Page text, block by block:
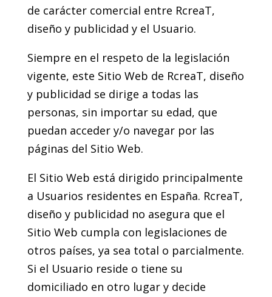
de carácter comercial entre RcreaT,
diseño y publicidad y el Usuario.
Siempre en el respeto de la legislación
vigente, este Sitio Web de RcreaT, diseño
y publicidad se dirige a todas las
personas, sin importar su edad, que
puedan acceder y/o navegar por las
páginas del Sitio Web.
El Sitio Web está dirigido principalmente
a Usuarios residentes en España. RcreaT,
diseño y publicidad no asegura que el
Sitio Web cumpla con legislaciones de
otros países, ya sea total o parcialmente.
Si el Usuario reside o tiene su
domiciliado en otro lugar y decide